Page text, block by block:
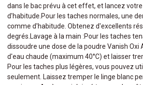
dans le bac prévu à cet effet, et lancez
d'habitude.Pour les taches normales, une
comme d'habitude. Obtenez d'excellents
degrés.Lavage à la main :Pour les taches
dissoudre une dose de la poudre Vanish Oxi
d'eau chaude (maximum 40°C) et laisser
Pour les taches plus légères, vous pouvez
seulement. Laissez tremper le linge blanc